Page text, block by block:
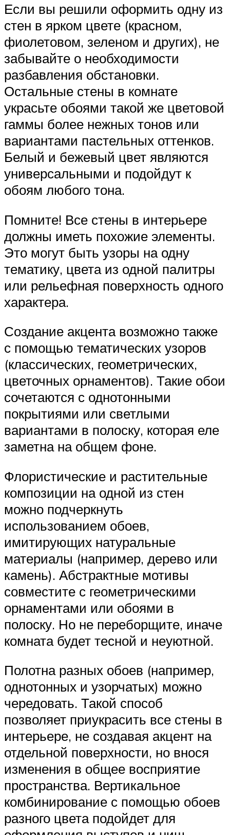
Если вы решили оформить одну из
стен в ярком цвете (красном,
фиолетовом, зеленом и других), не
забывайте о необходимости
разбавления обстановки.
Остальные стены в комнате
украсьте обоями такой же цветовой
гаммы более нежных тонов или
вариантами пастельных оттенков.
Белый и бежевый цвет являются
универсальными и подойдут к
обоям любого тона.
Помните! Все стены в интерьере
должны иметь похожие элементы.
Это могут быть узоры на одну
тематику, цвета из одной палитры
или рельефная поверхность одного
характера.
Создание акцента возможно также
с помощью тематических узоров
(классических, геометрических,
цветочных орнаментов). Такие обои
сочетаются с однотонными
покрытиями или светлыми
вариантами в полоску, которая еле
заметна на общем фоне.
Флористические и растительные
композиции на одной из стен
можно подчеркнуть
использованием обоев,
имитирующих натуральные
материалы (например, дерево или
камень). Абстрактные мотивы
совместите с геометрическими
орнаментами или обоями в
полоску. Но не переборщите, иначе
комната будет тесной и неуютной.
Полотна разных обоев (например,
однотонных и узорчатых) можно
чередовать. Такой способ
позволяет приукрасить все стены в
интерьере, не создавая акцент на
отдельной поверхности, но внося
изменения в общее восприятие
пространства. Вертикальное
комбинирование с помощью обоев
разного цвета подойдет для